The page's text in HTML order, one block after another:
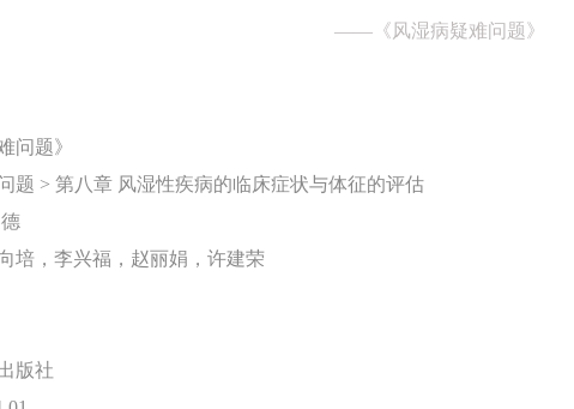
—— 《风湿病疑难问题》
问题》
题 > 第八章 风湿性疾病的临床症状与体征的评估
培，李兴福，赵丽娟，许建荣
版社